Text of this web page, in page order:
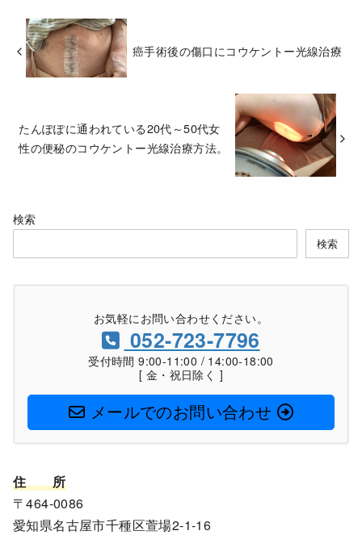
癌手術後の傷口にコウケントー光線治療
たんぽぽに通われている20代～50代女
性の便秘のコウケントー光線治療方法。
検索
検索
お気軽にお問い合わせください。
052-723-7796
受付時間 9:00-11:00 / 14:00-18:00
[ 金・祝日除く ]
メールでのお問い合わせ
住
所
〒464-0086
愛知県名古屋市千種区萱場2-1-16